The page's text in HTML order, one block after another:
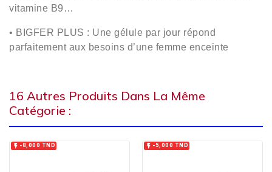
vitamine B9…
• BIGFER PLUS : Une gélule par jour répond
parfaitement aux besoins d’une femme enceinte
16 Autres Produits Dans La Même
Catégorie :
 -8,000 TND  -5,000 TND